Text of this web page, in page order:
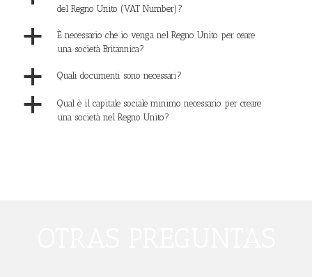
del Regno Unito (VAT Number)?
a
È necessario che io venga nel Regno Unito per ceare
una società Britannica?
a Quali documenti sono necessari?
a
Qual è il capitale sociale minimo necessario per creare
una società nel Regno Unito?